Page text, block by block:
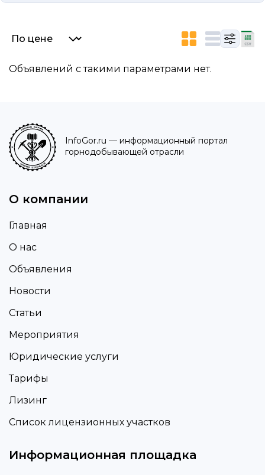
Список объявлений
Объявлений с такими параметрами нет.
InfoGor.ru — информационный портал
горнодобывающей отрасли
О компании
Главная
О нас
Объявления
Новости
Статьи
Мероприятия
Юридические услуги
Тарифы
Лизинг
Список лицензионных участков
Информационная площадка